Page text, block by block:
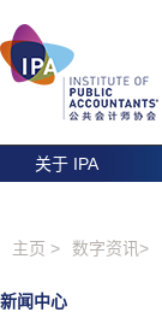
关于 IPA
主页 > 数字资讯>
新闻中心